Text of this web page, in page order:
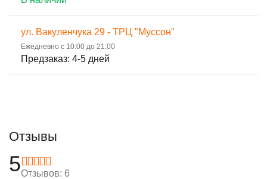
ул. Вакуленчука 29 - ТРЦ "Муссон"
Ежедневно с 10:00 до 21:00
Предзаказ: 4-5 дней
Отзывы
5Отзывов: 6